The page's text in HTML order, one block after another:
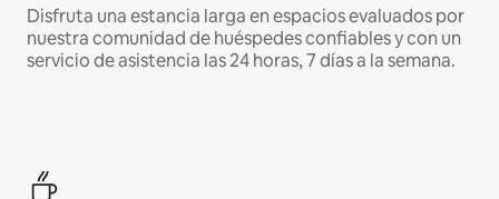
Disfruta una estancia larga en espacios evaluados por
nuestra comunidad de huéspedes confiables y con un
servicio de asistencia las 24 horas, 7 días a la semana.